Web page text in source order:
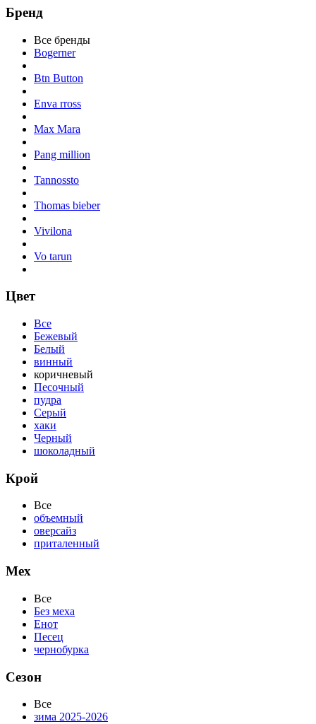
Бренд
Все бренды
Bogerner
Btn Button
Enva rross
Max Mara
Pang million
Tannossto
Thomas bieber
Vivilona
Vo tarun
Цвет
Все
Бежевый
Белый
винный
коричневый
Песочный
пудра
Серый
хаки
Черный
шоколадный
Крой
Все
объемный
оверсайз
приталенный
Мех
Все
Без меха
Енот
Песец
чернобурка
Сезон
Все
зима 2025-2026